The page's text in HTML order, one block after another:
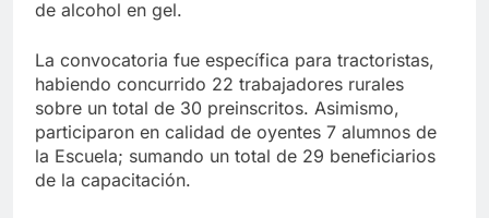
de alcohol en gel.
La convocatoria fue específica para tractoristas,
habiendo concurrido 22 trabajadores rurales
sobre un total de 30 preinscritos. Asimismo,
participaron en calidad de oyentes 7 alumnos de
la Escuela; sumando un total de 29 beneficiarios
de la capacitación.